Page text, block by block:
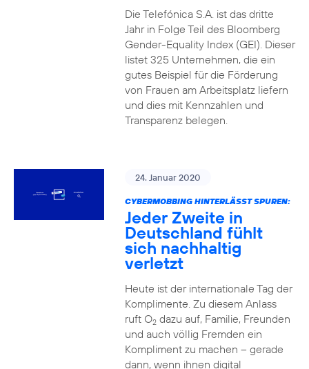
Die Telefónica S.A. ist das dritte
Jahr in Folge Teil des Bloomberg
Gender-Equality Index (GEI). Dieser
listet 325 Unternehmen, die ein
gutes Beispiel für die Förderung
von Frauen am Arbeitsplatz liefern
und dies mit Kennzahlen und
Transparenz belegen.
24. Januar 2020
CYBERMOBBING HINTERLÄSST SPUREN:
Jeder Zweite in
Deutschland fühlt
sich nachhaltig
verletzt
Heute ist der internationale Tag der
Komplimente. Zu diesem Anlass
ruft O2dazu auf, Familie, Freunden
und auch völlig Fremden ein
Kompliment zu machen – gerade
dann, wenn ihnen digital